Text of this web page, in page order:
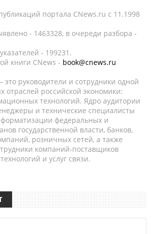
портала CNews.ru c 11.1998
- 1463328, в очереди разбора -
- 199231.
книги CNews - book@cnews.ru
руководители и сотрудники одной
отраслей российской экономики:
технологий. Ядро аудитории
и технические специалисты
федеральных и
государственной власти, банков,
розничных сетей, а также
компаний-поставщиков
и услуг связи.